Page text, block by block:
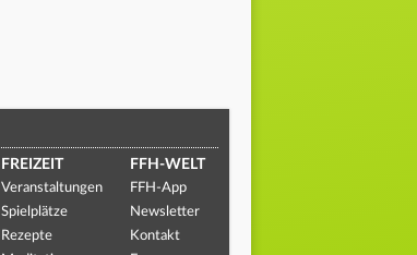
FREIZEIT
Veranstaltungen
Spielplätze
Rezepte
FFH-WELT
FFH-App
Newsletter
Kontakt